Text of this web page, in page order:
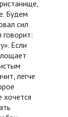
Будем
сил
Если
легче
хочется